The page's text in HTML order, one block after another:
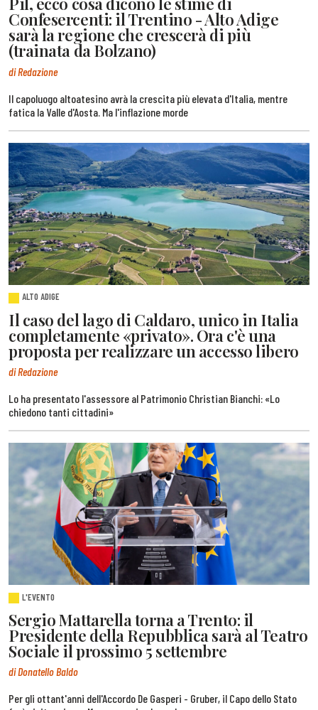
Confesercenti: il Trentino - Alto Adige
sarà la regione che crescerà di più
(trainata da Bolzano)
di Redazione
Il capoluogo altoatesino avrà la crescita più elevata d'Italia, mentre
fatica la Valle d'Aosta. Ma l'inflazione morde
ALTO ADIGE
Il caso del lago di Caldaro, unico in Italia
completamente «privato». Ora c'è una
proposta per realizzare un accesso libero
di Redazione
Lo ha presentato l'assessore al Patrimonio Christian Bianchi: «Lo
chiedono tanti cittadini»
L'EVENTO
Sergio Mattarella torna a Trento: il
Presidente della Repubblica sarà al Teatro
Sociale il prossimo 5 settembre
di Donatello Baldo
Per gli ottant'anni dell'Accordo De Gasperi - Gruber, il Capo dello Stato